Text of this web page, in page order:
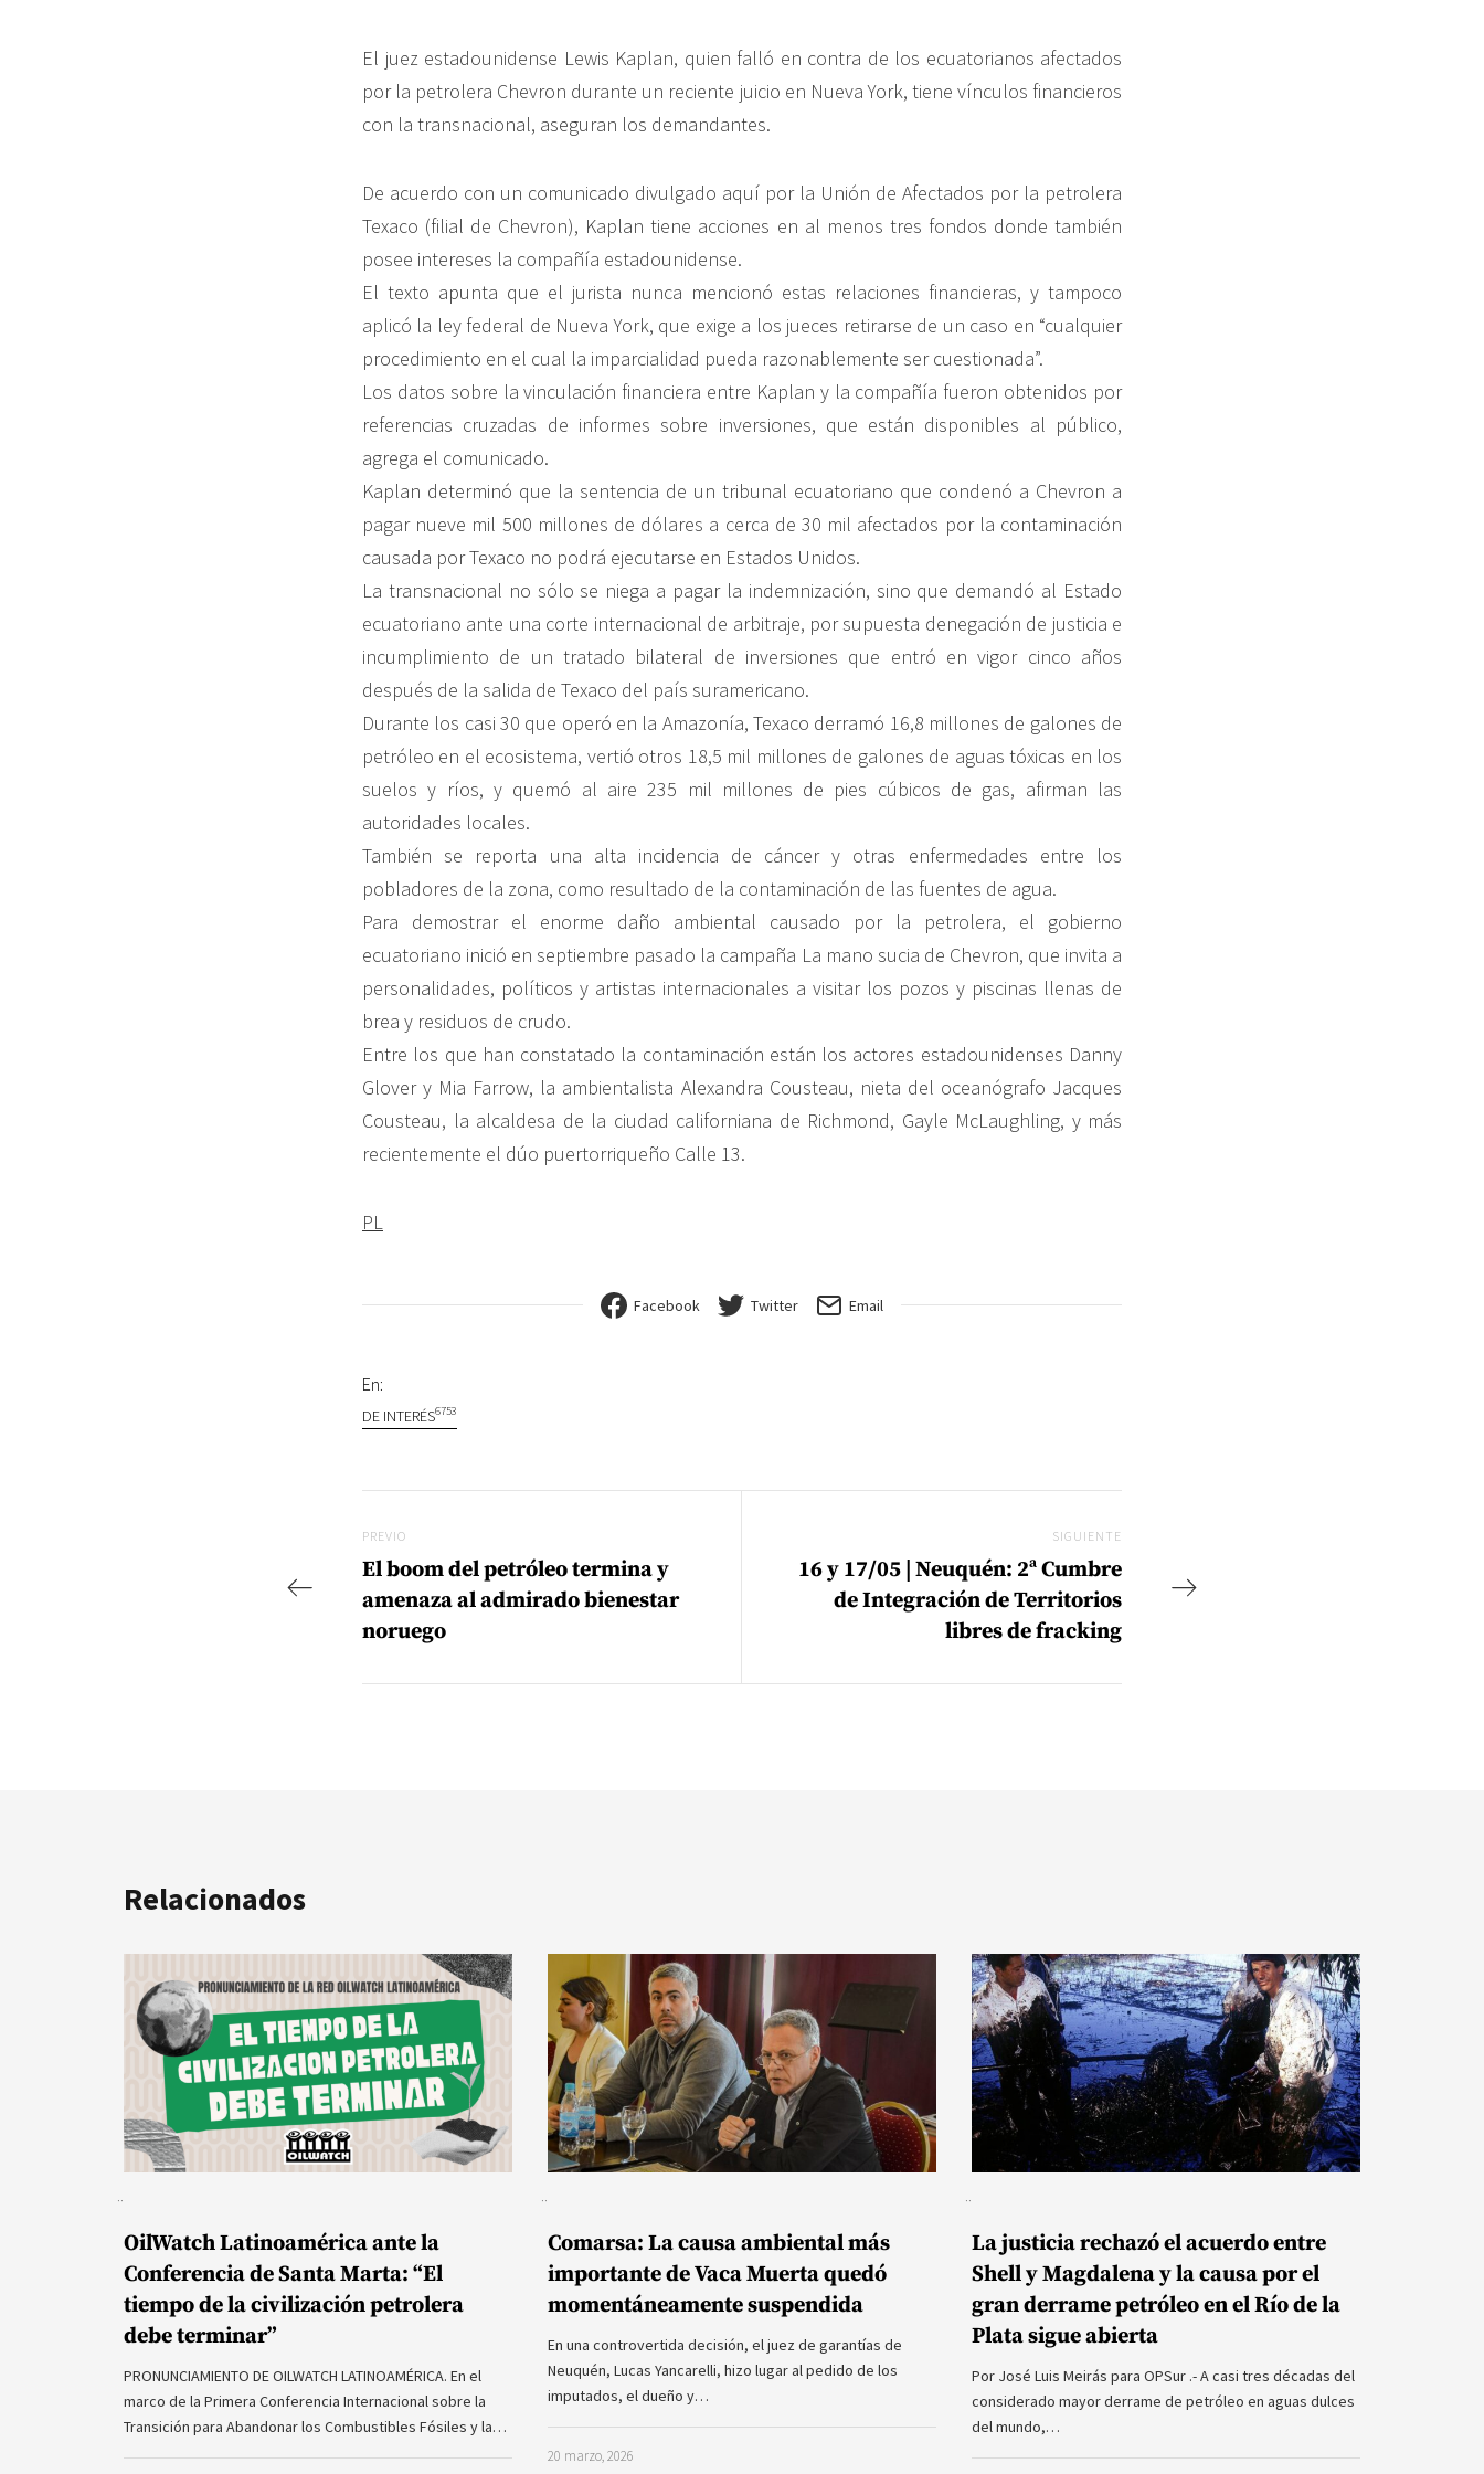
El juez estadounidense Lewis Kaplan, quien falló en contra de los ecuatorianos afectados
por la petrolera Chevron durante un reciente juicio en Nueva York, tiene vínculos financieros
con la transnacional, aseguran los demandantes.
De acuerdo con un comunicado divulgado aquí por la Unión de Afectados por la petrolera
Texaco (filial de Chevron), Kaplan tiene acciones en al menos tres fondos donde también
posee intereses la compañía estadounidense.
El texto apunta que el jurista nunca mencionó estas relaciones financieras, y tampoco
aplicó la ley federal de Nueva York, que exige a los jueces retirarse de un caso en “cualquier
procedimiento en el cual la imparcialidad pueda razonablemente ser cuestionada”.
Los datos sobre la vinculación financiera entre Kaplan y la compañía fueron obtenidos por
referencias cruzadas de informes sobre inversiones, que están disponibles al público,
agrega el comunicado.
Kaplan determinó que la sentencia de un tribunal ecuatoriano que condenó a Chevron a
pagar nueve mil 500 millones de dólares a cerca de 30 mil afectados por la contaminación
causada por Texaco no podrá ejecutarse en Estados Unidos.
La transnacional no sólo se niega a pagar la indemnización, sino que demandó al Estado
ecuatoriano ante una corte internacional de arbitraje, por supuesta denegación de justicia e
incumplimiento de un tratado bilateral de inversiones que entró en vigor cinco años
después de la salida de Texaco del país suramericano.
Durante los casi 30 que operó en la Amazonía, Texaco derramó 16,8 millones de galones de
petróleo en el ecosistema, vertió otros 18,5 mil millones de galones de aguas tóxicas en los
suelos y ríos, y quemó al aire 235 mil millones de pies cúbicos de gas, afirman las
autoridades locales.
También se reporta una alta incidencia de cáncer y otras enfermedades entre los
pobladores de la zona, como resultado de la contaminación de las fuentes de agua.
Para demostrar el enorme daño ambiental causado por la petrolera, el gobierno
ecuatoriano inició en septiembre pasado la campaña La mano sucia de Chevron, que invita a
personalidades, políticos y artistas internacionales a visitar los pozos y piscinas llenas de
brea y residuos de crudo.
Entre los que han constatado la contaminación están los actores estadounidenses Danny
Glover y Mia Farrow, la ambientalista Alexandra Cousteau, nieta del oceanógrafo Jacques
Cousteau, la alcaldesa de la ciudad californiana de Richmond, Gayle McLaughling, y más
recientemente el dúo puertorriqueño Calle 13.
PL
Facebook Twitter Email
En:
DE INTERÉS6753
Previo
PREVIO
El boom del petróleo termina y
amenaza al admirado bienestar
noruego
SIGUIENTE
16 y 17/05 | Neuquén: 2ª Cumbre
de Integración de Territorios
libres de fracking
Relacionados
OilWatch Latinoamérica ante la
Conferencia de Santa Marta: “El
tiempo de la civilización petrolera
debe terminar”
PRONUNCIAMIENTO DE OILWATCH LATINOAMÉRICA. En el
marco de la Primera Conferencia Internacional sobre la
Transición para Abandonar los Combustibles Fósiles y la…
Comarsa: La causa ambiental más
importante de Vaca Muerta quedó
momentáneamente suspendida
En una controvertida decisión, el juez de garantías de
Neuquén, Lucas Yancarelli, hizo lugar al pedido de los
imputados, el dueño y…
20 marzo, 2026
La justicia rechazó el acuerdo entre
Shell y Magdalena y la causa por el
gran derrame petróleo en el Río de la
Plata sigue abierta
Por José Luis Meirás para OPSur .- A casi tres décadas del
considerado mayor derrame de petróleo en aguas dulces
del mundo,…